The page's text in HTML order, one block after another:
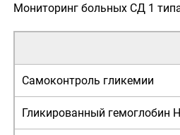
Мониторинг больных СД 1
Самоконтроль гликемии
Гликированный гемоглобин